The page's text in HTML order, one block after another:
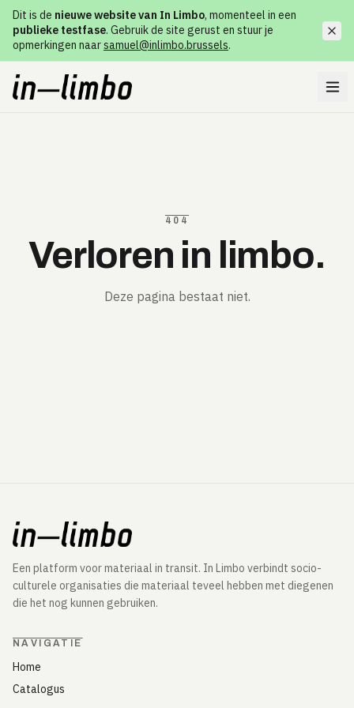
Dit is de nieuwe website van In Limbo, momenteel in een
publieke testfase. Gebruik de site gerust en stuur je
opmerkingen naarsamuel@inlimbo.brussels.
404
Verloren in limbo.
Deze pagina bestaat niet.
Een platform voor materiaal in transit. In Limbo verbindt socio-
culturele organisaties die materiaal teveel hebben met diegenen
die het nog kunnen gebruiken.
NAVIGATIE
Home
Catalogus